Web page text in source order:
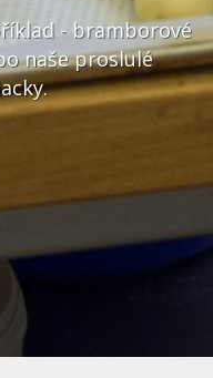
- bramborové
naše proslulé